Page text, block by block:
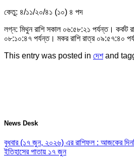
কেতু: ৪/১১/২০/৪১ (১০) ৪ পদ
লগ্ন: মিথুন রাশি সকাল ০৬:৫৮:২১ পর্যন্ত। কর্কট
০৮:১০:৪৭ পর্যন্ত। মকর রাশি রাত্র ০৯:৫৭:৪০
This entry was posted in দেশand
News Desk
বুধবার (১৭ জুন, ২০২৬) এর রাশিফল : আজকের
ইতিহাসের পাতায় ১৭ জুন